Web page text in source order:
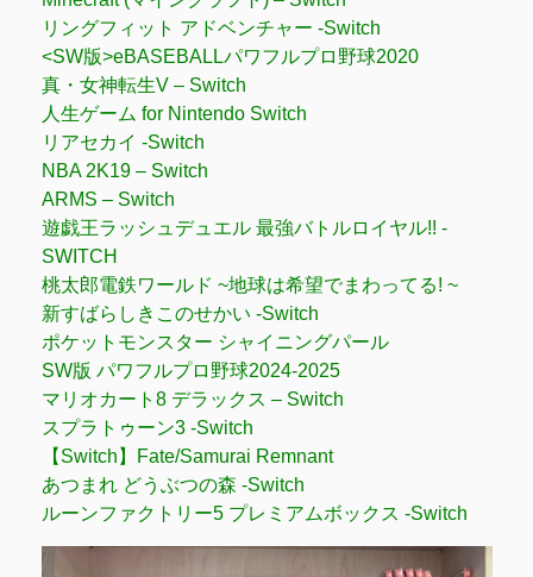
リングフィット アドベンチャー -Switch
<SW版>eBASEBALLパワフルプロ野球2020
真・女神転生V – Switch
人生ゲーム for Nintendo Switch
リアセカイ -Switch
NBA 2K19 – Switch
ARMS – Switch
遊戯王ラッシュデュエル 最強バトルロイヤル!! -
SWITCH
桃太郎電鉄ワールド ~地球は希望でまわってる! ~
新すばらしきこのせかい -Switch
ポケットモンスター シャイニングパール
SW版 パワフルプロ野球2024-2025
マリオカート8 デラックス – Switch
スプラトゥーン3 -Switch
【Switch】Fate/Samurai Remnant
あつまれ どうぶつの森 -Switch
ルーンファクトリー5 プレミアムボックス -Switch